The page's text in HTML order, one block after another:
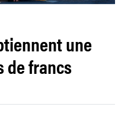
une
de francs